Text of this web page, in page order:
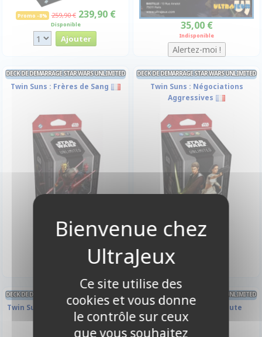
Promo -8% 259,90 € 239,90 €
Disponible 35,00 €
Indisponible
DECK DE DEMARRAGE STAR WARS UNLIMITED
Twin Suns : Frères de Sang
37,90 €
DECK DE DEMARRAGE STAR WARS UNLIMITED
Twin Suns : Négociations
Aggressives
37,90 €
DECK DE DEMARRAGE STAR WARS UNLIMITED
Twin Suns : Maître et Apprentie
DECK DE DEMARRAGE STAR WARS UNLIMITED
Twin Suns : Contre toute
Attente
Ce site utilise des
cookies et vous donne
le contrôle sur ceux
que vous souhaitez